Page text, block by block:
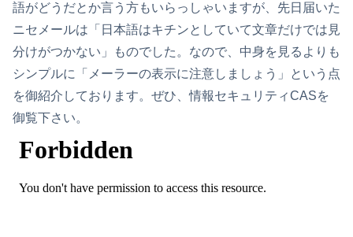
語がどうだとか言う方もいらっしゃいますが、先日届いた
ニセメールは「日本語はキチンとしていて文章だけでは見
分けがつかない」ものでした。なので、中身を見るよりも
シンプルに「メーラーの表示に注意しましょう」という点
を御紹介しております。ぜひ、情報セキュリティCASを
御覧下さい。